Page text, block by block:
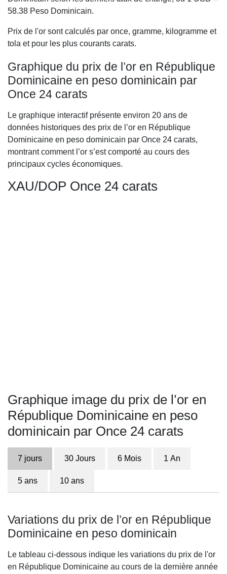
58.38 Peso Dominicain.
Prix de l'or sont calculés par once, gramme, kilogramme et
tola et pour les plus courants carats.
Graphique du prix de l’or en République
Dominicaine en peso dominicain par
Once 24 carats
Le graphique interactif présente environ 20 ans de
données historiques des prix de l’or en République
Dominicaine en peso dominicain par Once 24 carats,
montrant comment l’or s’est comporté au cours des
principaux cycles économiques.
XAU/DOP Once 24 carats
Graphique image du prix de l’or en
République Dominicaine en peso
dominicain par Once 24 carats
7 jours 30 Jours 6 Mois 1 An
5 ans 10 ans
Variations du prix de l’or en République
Dominicaine en peso dominicain
Le tableau ci-dessous indique les variations du prix de l'or
en République Dominicaine au cours de la dernière année